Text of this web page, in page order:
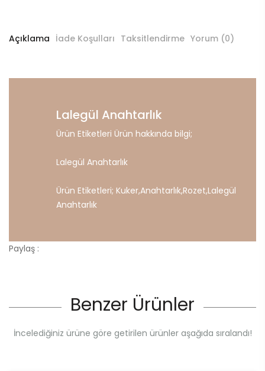
Açıklama İade Koşulları Taksitlendirme Yorum (0)
Lalegül Anahtarlık
Ürün Etiketleri Ürün hakkında bilgi;
Lalegül Anahtarlık
Ürün Etiketleri; Kuker,Anahtarlık,Rozet,Lalegül
Anahtarlık
Paylaş :
Benzer Ürünler
İncelediğiniz ürüne göre getirilen ürünler aşağıda sıralandı!